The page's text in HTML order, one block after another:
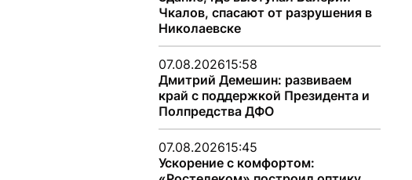
Чкалов, спасают от разрушения в
Николаевске
07.08.202615:58
Дмитрий Демешин: развиваем
край с поддержкой Президента и
Полпредства ДФО
07.08.202615:45
Ускорение с комфортом: